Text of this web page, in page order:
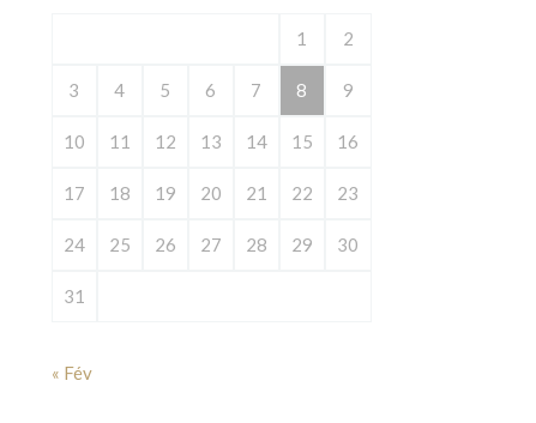
1 2
3 4 5 6 7 8 9
10 11 12 13 14 15 16
17 18 19 20 21 22 23
24 25 26 27 28 29 30
31
« Fév